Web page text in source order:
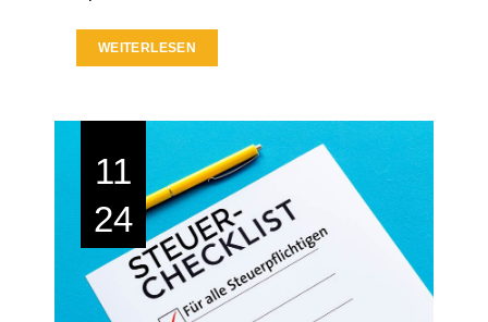
WEITERLESEN
11
24